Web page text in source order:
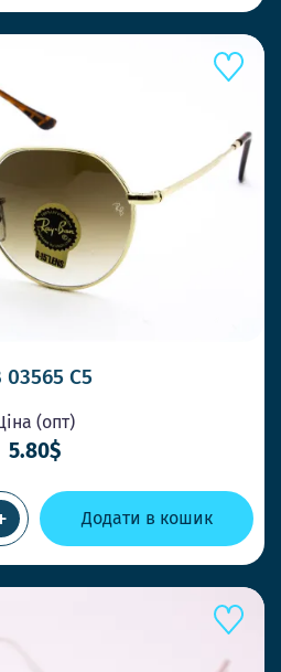
03565 C5
(опт)
5.80$
Додати в кошик